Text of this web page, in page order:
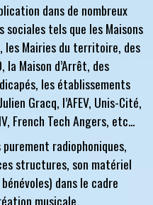
dans de nombreux
sociales tels que lesMaisons
les Mairies du territoire, des
la Maison d’Arrêt, des
les établissements
Gracq, l’AFEV, Unis-Cité,
French Tech Angers, etc...
radiophoniques,
structures, son matériel
dans le cadre
musicale.